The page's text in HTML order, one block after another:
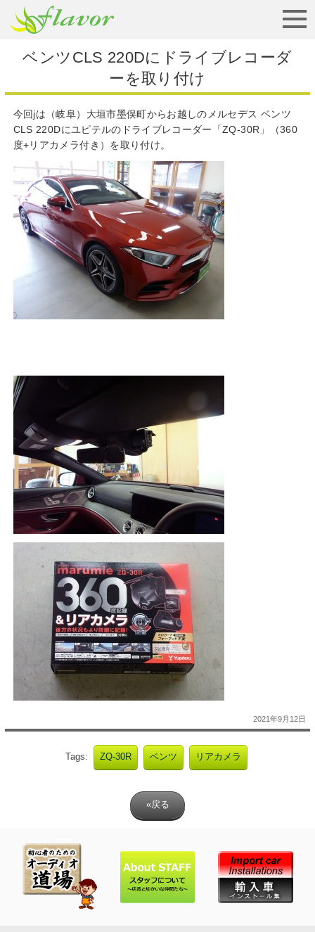
ベンツCLS 220Dにドライブレコーダ
ーを取り付け
今回jは（岐阜）大垣市墨俣町からお越しのメルセデス ベンツ
CLS 220Dにユピテルのドライブレコーダー「ZQ-30R」（360
度+リアカメラ付き）を取り付け。
2021年9月12日
Tags: ZQ-30R ベンツ リアカメラ
«戻る